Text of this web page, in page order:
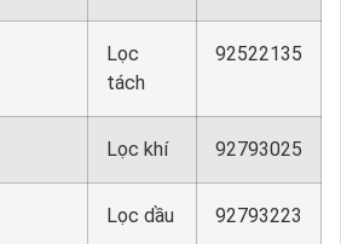
Lọc
tách
92522135
Lọc khí 92793025
Lọc dầu 92793223